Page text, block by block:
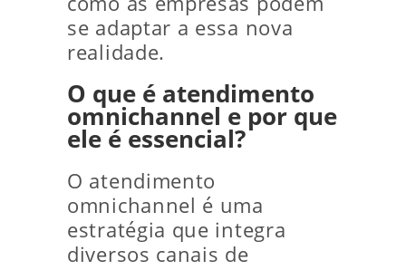
se adaptar a essa nova
realidade.
O que é atendimento
omnichannel e por que
ele é essencial?
O atendimento
omnichannel é uma
estratégia que integra
diversos canais de